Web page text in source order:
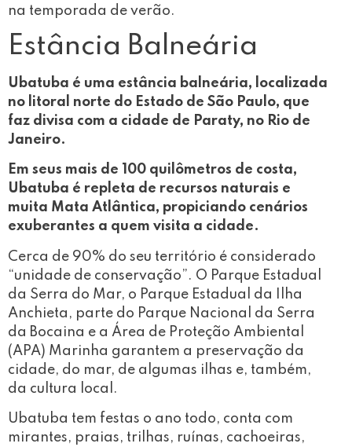
na temporada de verão.
Estância Balneária
Ubatuba é uma estância balneária, localizada
no litoral norte do Estado de São Paulo, que
faz divisa com a cidade de Paraty, no Rio de
Janeiro.
Em seus mais de 100 quilômetros de costa,
Ubatuba é repleta de recursos naturais e
muita Mata Atlântica, propiciando cenários
exuberantes a quem visita a cidade.
Cerca de 90% do seu território é considerado
“unidade de conservação”. O Parque Estadual
da Serra do Mar, o Parque Estadual da Ilha
Anchieta, parte do Parque Nacional da Serra
da Bocaina e a Área de Proteção Ambiental
(APA) Marinha garantem a preservação da
cidade, do mar, de algumas ilhas e, também,
da cultura local.
Ubatuba tem festas o ano todo, conta com
mirantes, praias, trilhas, ruínas, cachoeiras,